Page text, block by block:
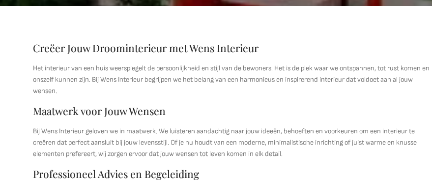
Creëer Jouw Droominterieur met Wens Interieur
Het interieur van een huis weerspiegelt de persoonlijkheid en stijl van de bewoners. Het is de plek waar we ontspannen, tot rust komen en
onszelf kunnen zijn. Bij Wens Interieur begrijpen we het belang van een harmonieus en inspirerend interieur dat voldoet aan al jouw
wensen.
Maatwerk voor Jouw Wensen
Bij Wens Interieur geloven we in maatwerk. We luisteren aandachtig naar jouw ideeën, behoeften en voorkeuren om een interieur te
creëren dat perfect aansluit bij jouw levensstijl. Of je nu houdt van een moderne, minimalistische inrichting of juist warme en knusse
elementen prefereert, wij zorgen ervoor dat jouw wensen tot leven komen in elk detail.
Professioneel Advies en Begeleiding